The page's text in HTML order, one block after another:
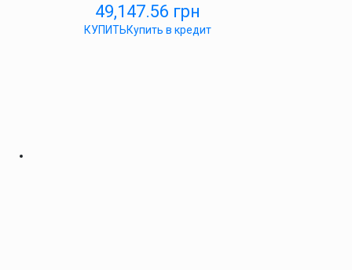
49,147.56 грн
КУПИТЬКупить в кредит